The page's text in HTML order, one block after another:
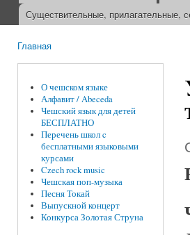
Существительные, прилагательные,
Главная
О чешском языке
Алфавит / Abeceda
Чешский язык для детей
БЕСПЛАТНО
Перечень школ c
бесплатными языковыми
курсами
Czech rock music
Чешская поп-музыка
Песня Токай
Выпускной концерт
Конкурса Золотая Струна